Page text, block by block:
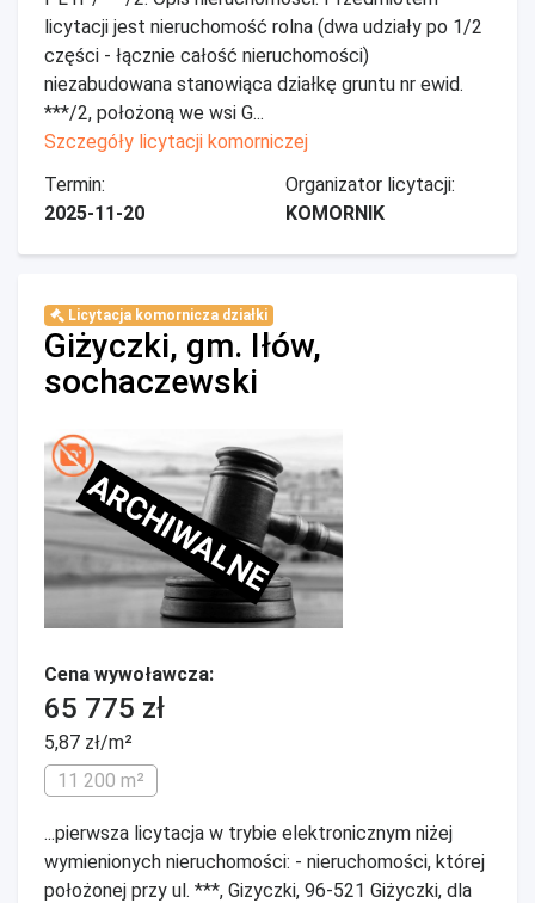
licytacji jest nieruchomość rolna (dwa udziały po 1/2
części - łącznie całość nieruchomości)
niezabudowana stanowiąca działkę gruntu nr ewid.
***/2, położoną we wsi G...
Szczegóły licytacji komorniczej
Termin:
2025-11-20
Organizator licytacji:
KOMORNIK
Licytacja komornicza działki
Giżyczki, gm. Iłów,
sochaczewski
ARCHIWALNE
Cena wywoławcza:
65 775 zł
5,87 zł/m²
11 200 m²
...pierwsza licytacja w trybie elektronicznym niżej
wymienionych nieruchomości: - nieruchomości, której
położonej przy ul. ***, Gizyczki, 96-521 Giżyczki, dla